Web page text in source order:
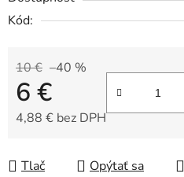
Kód:
10 € –40 %
6 €
4,88 € bez DPH
Tlač Opýtať sa